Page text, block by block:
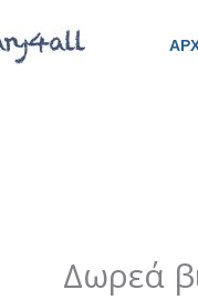
Δωρεά